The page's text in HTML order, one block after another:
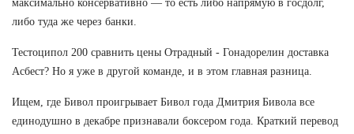
максимально консервативно — то есть либо напрямую в госдолг,
либо туда же через банки.
Тестоципол 200 сравнить цены Отрадный - Гонадорелин доставка
Асбест? Но я уже в другой команде, и в этом главная разница.
Ищем, где Бивол проигрывает Бивол года Дмитрия Бивола все
единодушно в декабре признавали боксером года. Краткий перевод